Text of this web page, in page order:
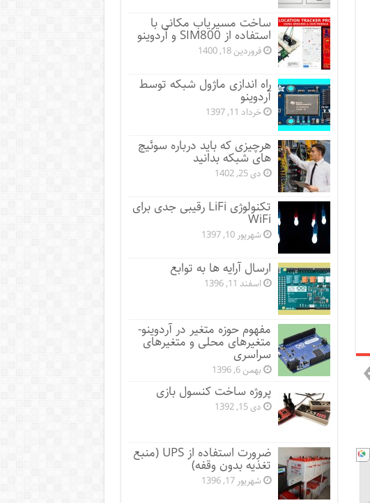
ساخت مسیریاب مکانی با
استفاده از SIM800 و آردوینو
فروردین 18, 1400
راه اندازی ماژول شبکه توسط
آردوینو
خرداد 11, 1397
هرچیزی که باید درباره سوئیچ
های شبکه بدانید
دی 25, 1402
تکنولوژی LiFi رقیبی جدی برای
WiFi
شهریور 10, 1397
ارسال آرایه ها به توابع
اسفند 11, 1396
مفهوم حوزه متغیر در آردوینو-
متغیرهای محلی و متغیرهای
سراسری
بهمن 6, 1396
پروژه ساخت کنسول بازی
دی 15, 1392
ضرورت استفاده از UPS (منبع
تغذیه بدون وقفه)
شهریور 17, 1396